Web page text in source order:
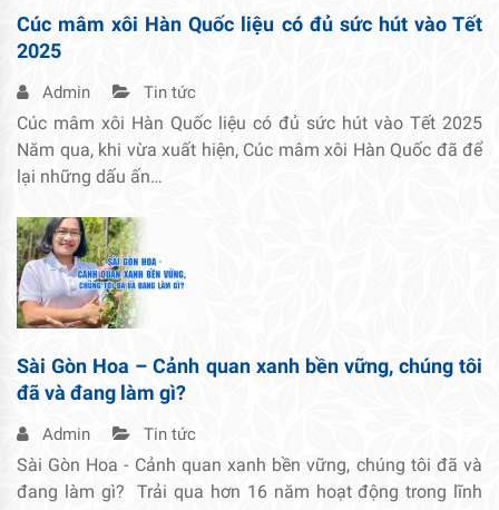
Cúc mâm xôi Hàn Quốc liệu có đủ sức hút vào Tết
2025
Admin Tin tức
Cúc mâm xôi Hàn Quốc liệu có đủ sức hút vào Tết 2025
Năm qua, khi vừa xuất hiện, Cúc mâm xôi Hàn Quốc đã để
lại những dấu ấn…
Sài Gòn Hoa – Cảnh quan xanh bền vững, chúng tôi
đã và đang làm gì?
Admin Tin tức
Sài Gòn Hoa - Cảnh quan xanh bền vững, chúng tôi đã và
đang làm gì? Trải qua hơn 16 năm hoạt động trong lĩnh